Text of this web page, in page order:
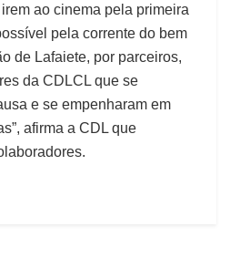
ao cinema pela primeira
pela corrente do bem
de Lafaiete, por parceiros,
da CDLCL que se
e se empenharam em
afirma a CDL que